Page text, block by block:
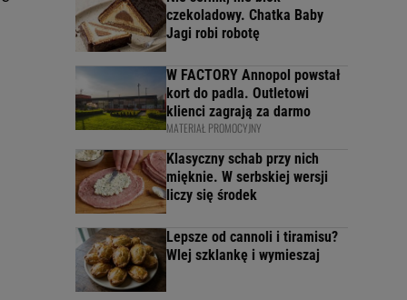
czekoladowy. Chatka Baby
Jagi robi robotę
W FACTORY Annopol powstał
kort do padla. Outletowi
klienci zagrają za darmo
MATERIAŁ PROMOCYJNY
Klasyczny schab przy nich
mięknie. W serbskiej wersji
liczy się środek
Lepsze od cannoli i tiramisu?
Wlej szklankę i wymieszaj